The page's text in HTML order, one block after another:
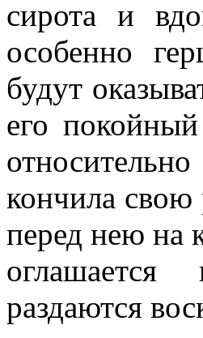
сирота и
особенно
будут
его
кончила свою
перед нею на
раздаются